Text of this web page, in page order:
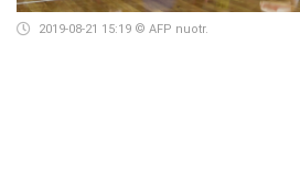
2019-08-21 15:19 © AFP nuotr.